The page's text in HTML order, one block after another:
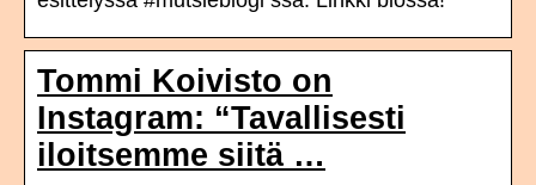
Tommi Koivisto on
Instagram: “Tavallisesti
iloitsemme siitä …